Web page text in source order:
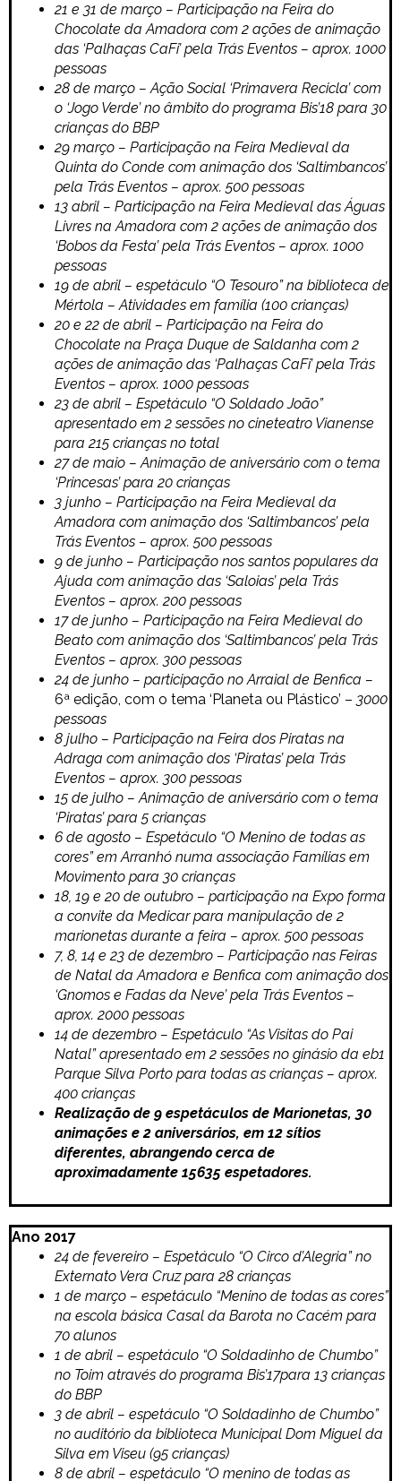
21 e 31 de março – Participação na Feira do
Chocolate da Amadora com 2 ações de animação
das ‘Palhaças CaFi’ pela Trás Eventos – aprox. 1000
pessoas
28 de março – Ação Social ‘Primavera Recicla’ com
o ‘Jogo Verde’ no âmbito do programa Bis’18 para 30
crianças do BBP
29 março – Participação na Feira Medieval da
Quinta do Conde com animação dos ‘Saltimbancos’
pela Trás Eventos – aprox. 500 pessoas
13 abril – Participação na Feira Medieval das Águas
Livres na Amadora com 2 ações de animação dos
‘Bobos da Festa’ pela Trás Eventos – aprox. 1000
pessoas
19 de abril – espetáculo “O Tesouro” na biblioteca de
Mértola – Atividades em família (100 crianças)
20 e 22 de abril – Participação na Feira do
Chocolate na Praça Duque de Saldanha com 2
ações de animação das ‘Palhaças CaFi’ pela Trás
Eventos – aprox. 1000 pessoas
23 de abril – Espetáculo “O Soldado João”
apresentado em 2 sessões no cineteatro Vianense
para 215 crianças no total
27 de maio – Animação de aniversário com o tema
‘Princesas’ para 20 crianças
3 junho – Participação na Feira Medieval da
Amadora com animação dos ‘Saltimbancos’ pela
Trás Eventos – aprox. 500 pessoas
9 de junho – Participação nos santos populares da
Ajuda com animação das ‘Saloias’ pela Trás
Eventos – aprox. 200 pessoas
17 de junho – Participação na Feira Medieval do
Beato com animação dos ‘Saltimbancos’ pela Trás
Eventos – aprox. 300 pessoas
24 de junho – participação no Arraial de Benfica –
6ª edição, com o tema ‘Planeta ou Plástico’ – 3000
pessoas
8 julho – Participação na Feira dos Piratas na
Adraga com animação dos ‘Piratas’ pela Trás
Eventos – aprox. 300 pessoas
15 de julho – Animação de aniversário com o tema
‘Piratas’ para 5 crianças
6 de agosto – Espetáculo “O Menino de todas as
cores” em Arranhó numa associação Famílias em
Movimento para 30 crianças
18, 19 e 20 de outubro – participação na Expo forma
a convite da Medicar para manipulação de 2
marionetas durante a feira – aprox. 500 pessoas
7, 8, 14 e 23 de dezembro – Participação nas Feiras
de Natal da Amadora e Benfica com animação dos
‘Gnomos e Fadas da Neve’ pela Trás Eventos –
aprox. 2000 pessoas
14 de dezembro – Espetáculo “As Visitas do Pai
Natal” apresentado em 2 sessões no ginásio da eb1
Parque Silva Porto para todas as crianças – aprox.
400 crianças
Realização de 9 espetáculos de Marionetas, 30
animações e 2 aniversários, em 12 sítios
diferentes, abrangendo cerca de
aproximadamente 15635 espetadores.
Ano 2017
24 de fevereiro – Espetáculo “O Circo d’Alegria” no
Externato Vera Cruz para 28 crianças
1 de março – espetáculo “Menino de todas as cores”
na escola básica Casal da Barota no Cacém para
70 alunos
1 de abril – espetáculo “O Soldadinho de Chumbo”
no Toim através do programa Bis’17para 13 crianças
do BBP
3 de abril – espetáculo “O Soldadinho de Chumbo”
no auditório da biblioteca Municipal Dom Miguel da
Silva em Viseu (95 crianças)
8 de abril – espetáculo “O menino de todas as